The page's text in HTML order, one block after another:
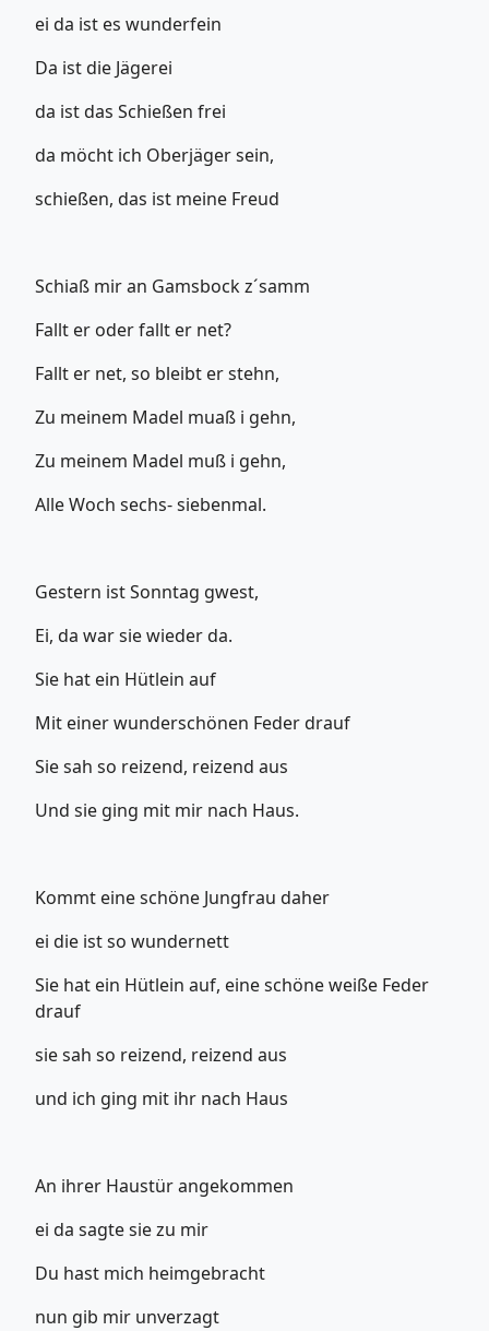
ei da ist es wunderfein
Da ist die Jägerei
da ist das Schießen frei
da möcht ich Oberjäger sein,
schießen, das ist meine Freud
Schiaß mir an Gamsbock z´samm
Fallt er oder fallt er net?
Fallt er net, so bleibt er stehn,
Zu meinem Madel muaß i gehn,
Zu meinem Madel muß i gehn,
Alle Woch sechs- siebenmal.
Gestern ist Sonntag gwest,
Ei, da war sie wieder da.
Sie hat ein Hütlein auf
Mit einer wunderschönen Feder drauf
Sie sah so reizend, reizend aus
Und sie ging mit mir nach Haus.
Kommt eine schöne Jungfrau daher
ei die ist so wundernett
Sie hat ein Hütlein auf, eine schöne weiße Feder
drauf
sie sah so reizend, reizend aus
und ich ging mit ihr nach Haus
An ihrer Haustür angekommen
ei da sagte sie zu mir
Du hast mich heimgebracht
nun gib mir unverzagt